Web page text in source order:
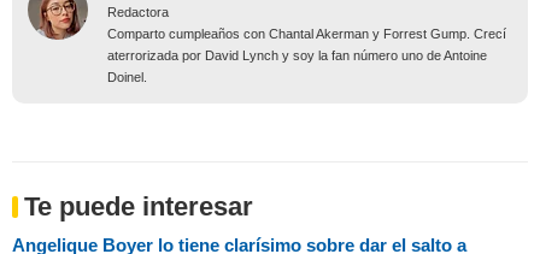
Redactora
Comparto cumpleaños con Chantal Akerman y Forrest Gump. Crecí
aterrorizada por David Lynch y soy la fan número uno de Antoine
Doinel.
Te puede interesar
Angelique Boyer lo tiene clarísimo sobre dar el salto a